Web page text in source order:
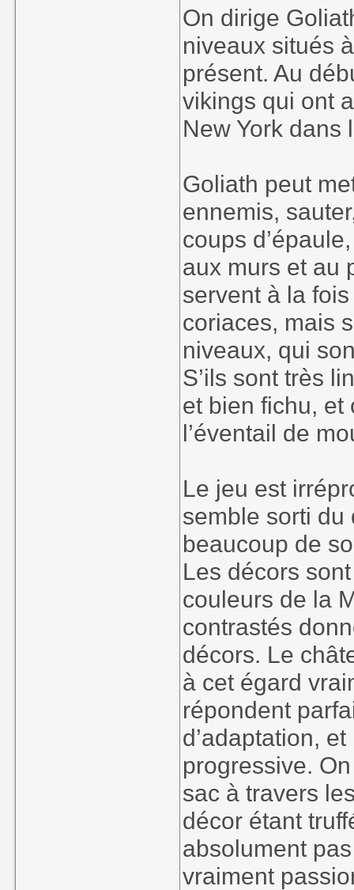
On dirige
niveaux situés
présent. Au
vikings qui ont
New York dans
Goliath peut
ennemis,
coups
aux murs et au
servent à la
coriaces, mais
niveaux, qui
S’ils sont très
et bien fichu, et
l’éventail de
Le jeu est
semble sorti du
beaucoup de
Les décors
couleurs de la
contrastés
décors. Le
à cet égard
répondent
d’adaptation,
progressive.
sac à travers
décor étant
absolument
vraiment